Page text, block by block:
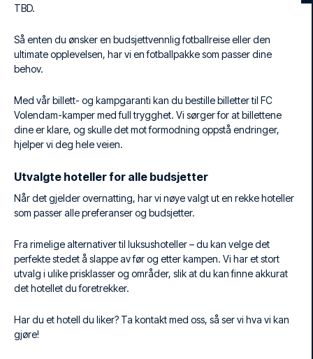
TBD.
Så enten du ønsker en budsjettvennlig fotballreise eller den
ultimate opplevelsen, har vi en fotballpakke som passer dine
behov.
Med vår billett- og kampgaranti kan du bestille billetter til FC
Volendam-kamper med full trygghet. Vi sørger for at billettene
dine er klare, og skulle det mot formodning oppstå endringer,
hjelper vi deg hele veien.
Utvalgte hoteller for alle budsjetter
Når det gjelder overnatting, har vi nøye valgt ut en rekke hoteller
som passer alle preferanser og budsjetter.
Fra rimelige alternativer til luksushoteller – du kan velge det
perfekte stedet å slappe av før og etter kampen. Vi har et stort
utvalg i ulike prisklasser og områder, slik at du kan finne akkurat
det hotellet du foretrekker.
Har du et hotell du liker? Ta kontakt med oss, så ser vi hva vi kan
gjøre!